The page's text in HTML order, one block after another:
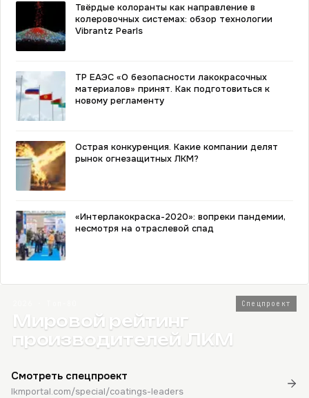
Твёрдые колоранты как направление в
колеровочных системах: обзор технологии
Vibrantz Pearls
ТР ЕАЭС «О безопасности лакокрасочных
материалов» принят. Как подготовиться к
новому регламенту
Острая конкуренция. Какие компании делят
рынок огнезащитных ЛКМ?
«Интерлакокраска-2020»: вопреки пандемии,
несмотря на отраслевой спад
Спецпроект
Мировой рейтинг
производителей ЛКМ
Смотреть спецпроект
lkmportal.com/special/coatings-leaders